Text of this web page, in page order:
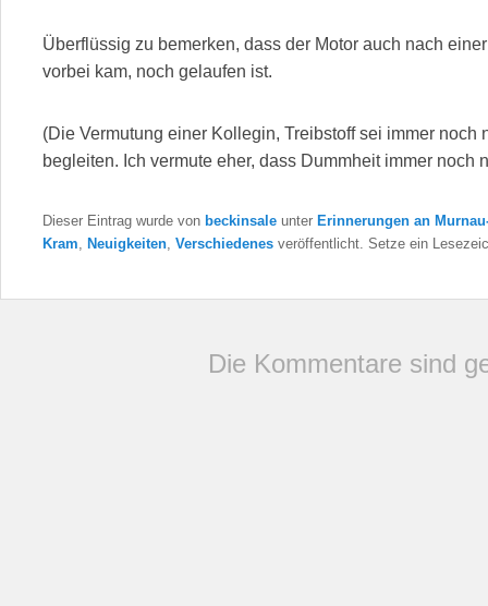
Überflüssig zu bemerken, dass der Motor auch nach
vorbei kam, noch gelaufen ist.
(Die Vermutung einer Kollegin, Treibstoff sei immer noch
begleiten. Ich vermute eher, dass Dummheit immer noch
Dieser Eintrag wurde von beckinsale unter Erinnerungen an
Kram Neuigkeiten Verschiedenes veröffentlicht. Setze ein
Die Kommentare sind